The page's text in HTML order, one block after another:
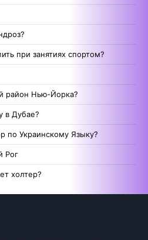
при занятиях спортом?
район Нью-Йорка?
в Дубае?
по Украинскому Языку?
Рог
холтер?